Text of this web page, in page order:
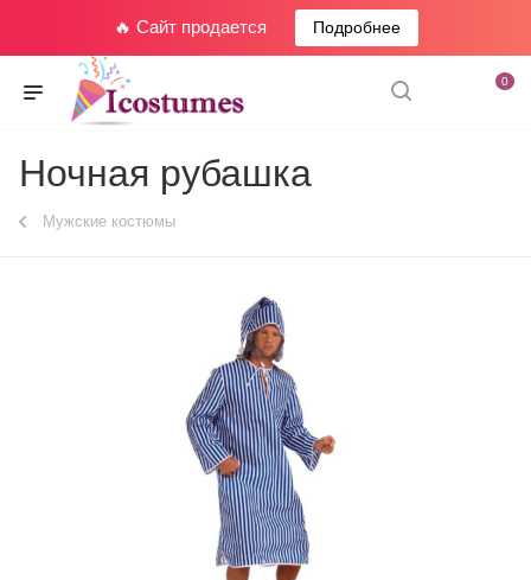
🔥 Сайт продается Подробнее
0
Ночная рубашка
Мужские костюмы